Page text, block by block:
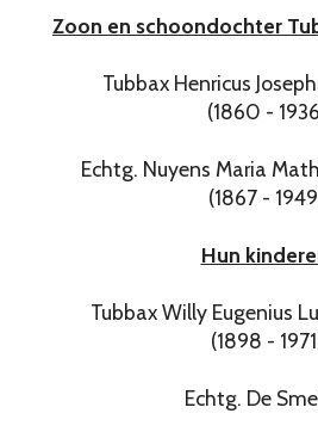
Zoon en schoondochter
Tubbax Henricus
(1860 -
Echtg. Nuyens Maria
(1867 -
Hun
Tubbax Willy Eugenius
(1898 -
Echtg. De